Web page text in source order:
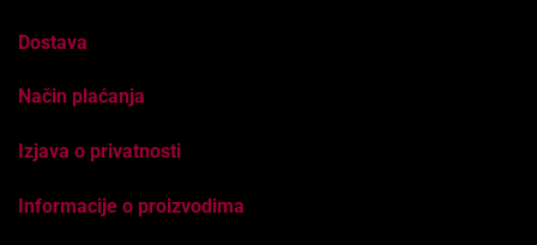
Dostava
Način plaćanja
Izjava o privatnosti
Informacije o proizvodima